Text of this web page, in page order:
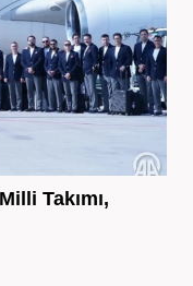
Takımı,